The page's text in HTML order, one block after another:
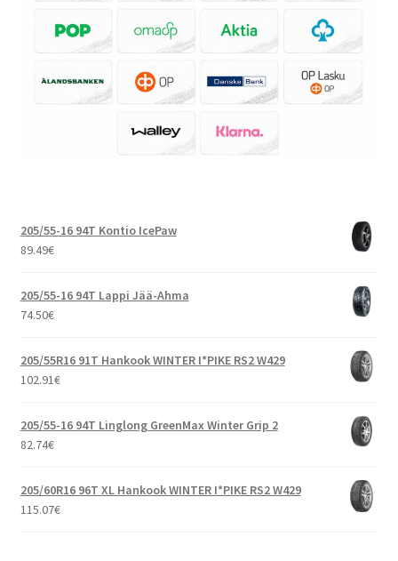
205/55-16 94T Kontio IcePaw
89.49€
205/55-16 94T Lappi Jää-Ahma
74.50€
205/55R16 91T Hankook WINTER I*PIKE RS2 W429
102.91€
205/55-16 94T Linglong GreenMax Winter Grip 2
82.74€
205/60R16 96T XL Hankook WINTER I*PIKE RS2 W429
115.07€